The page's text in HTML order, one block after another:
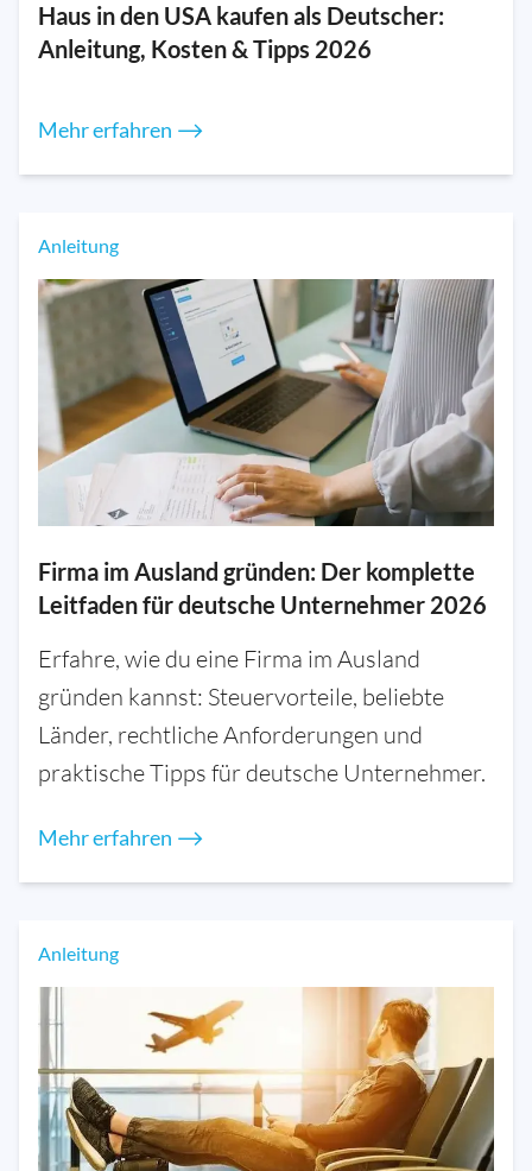
Haus in den USA kaufen als Deutscher:
Anleitung, Kosten & Tipps 2026
Mehr erfahren ⟶
Anleitung
Firma im Ausland gründen: Der komplette
Leitfaden für deutsche Unternehmer 2026
Erfahre, wie du eine Firma im Ausland
gründen kannst: Steuervorteile, beliebte
Länder, rechtliche Anforderungen und
praktische Tipps für deutsche Unternehmer.
Mehr erfahren ⟶
Anleitung